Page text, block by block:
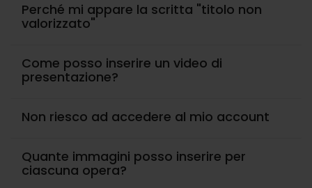
Perché mi appare la scritta "titolo non
valorizzato"
Come posso inserire un video di
presentazione?
Non riesco ad accedere al mio account
Quante immagini posso inserire per
ciascuna opera?